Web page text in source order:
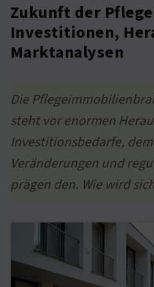
Zukunft der
Investitionen,
Marktanalysen
Die
steht vor enormen
Investitionsbedarfe,
Veränderungen und
prägen den. Wie wird